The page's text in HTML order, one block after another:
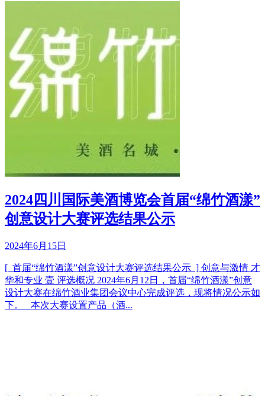
2024四川国际美酒博览会首届“绵竹酒漾”
创意设计大赛评选结果公示
2024年6月15日
[ 首届“绵竹酒漾”创意设计大赛评选结果公示 ] 创意与激情 才
华和专业 壹 评选概况 2024年6月12日，首届“绵竹酒漾”创意
设计大赛在绵竹酒业集团会议中心完成评选，现将情况公示如
下。 本次大赛设置产品（酒...